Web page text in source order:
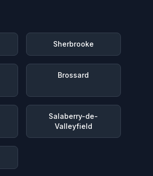
Sherbrooke
Brossard
Salaberry-de-
Valleyfield